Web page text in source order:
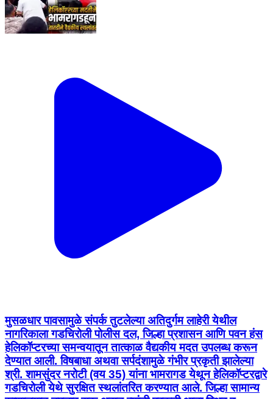
मुसळधार पावसामुळे संपर्क तुटलेल्या अतिदुर्गम लाहेरी येथील
नागरिकाला गडचिरोली पोलीस दल, जिल्हा प्रशासन आणि पवन हंस
हेलिकॉप्टरच्या समन्वयातून तात्काळ वैद्यकीय मदत उपलब्ध करून
देण्यात आली. विषबाधा अथवा सर्पदंशामुळे गंभीर प्रकृती झालेल्या
श्री. शामसुंदर नरोटी (वय 35) यांना भामरागड येथून हेलिकॉप्टरद्वारे
गडचिरोली येथे सुरक्षित स्थलांतरित करण्यात आले. जिल्हा सामान्य